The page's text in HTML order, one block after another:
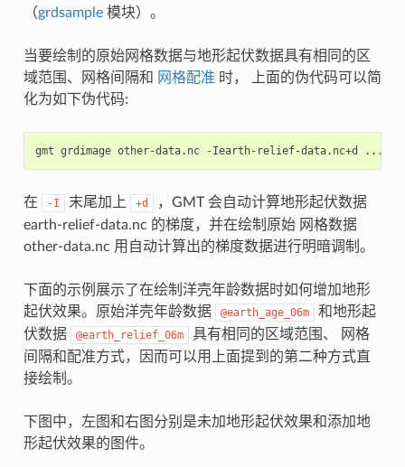
（grdsample模块）。
当要绘制的原始网格数据与地形起伏数据具有相同的区
域范围、网格间隔和 网格配准 时， 上面的伪代码可以简
化为如下伪代码:
在 -I 末尾加上 +d
，GMT 会自动计算地形起伏数据
earth-relief-data.nc 的梯度，并在绘制原始 网格数据
other-data.nc 用自动计算出的梯度数据进行明暗调制。
下面的示例展示了在绘制洋壳年龄数据时如何增加地形
起伏效果。原始洋壳年龄数据
@earth_age_06m
和地形起
伏数据
@earth_relief_06m
具有相同的区域范围、 网格
间隔和配准方式，因而可以用上面提到的第二种方式直
接绘制。
下图中，左图和右图分别是未加地形起伏效果和添加地
形起伏效果的图件。